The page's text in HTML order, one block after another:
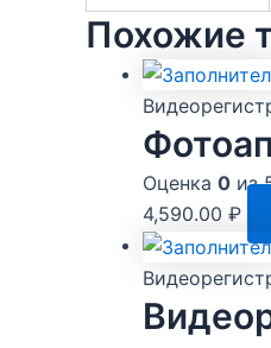
max,
АКБ:200мАч)
Похожие
Оценка 0 из
4,590.00 ₽